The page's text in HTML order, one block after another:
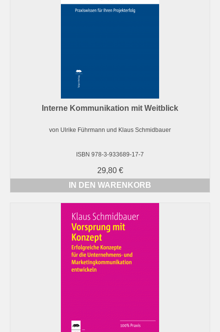
Interne Kommunikation mit Weitblick
von Ulrike Führmann und Klaus Schmidbauer
ISBN 978-3-933689-17-7
29,80 €
IN DEN WARENKORB